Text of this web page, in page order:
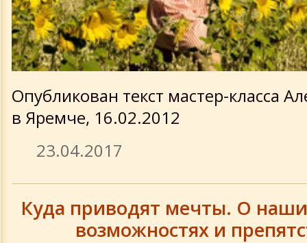
Опубликован текст мастер-класса
в Яремче, 16.02.2012
23.04.2017
Куда приводят мечты. О
возможностях и